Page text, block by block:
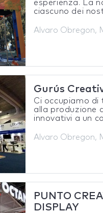
esperienza. La
ciascuno dei
Alvaro Obregon,
Gurús
Ci occupiamo
alla produzione
innovativi a un
Alvaro Obregon,
PUNTO
DISPLAY